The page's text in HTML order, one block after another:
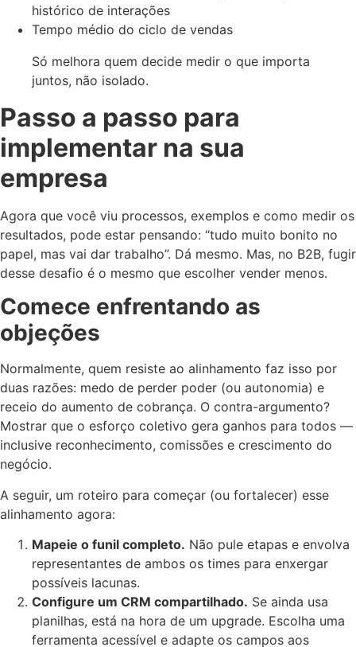
histórico de interações
Tempo médio do ciclo de vendas
Só melhora quem decide medir o que importa
juntos, não isolado.
Passo a passo para
implementar na sua
empresa
Agora que você viu processos, exemplos e como medir os
resultados, pode estar pensando: “tudo muito bonito no
papel, mas vai dar trabalho”. Dá mesmo. Mas, no B2B, fugir
desse desafio é o mesmo que escolher vender menos.
Comece enfrentando as
objeções
Normalmente, quem resiste ao alinhamento faz isso por
duas razões: medo de perder poder (ou autonomia) e
receio do aumento de cobrança. O contra-argumento?
Mostrar que o esforço coletivo gera ganhos para todos —
inclusive reconhecimento, comissões e crescimento do
negócio.
A seguir, um roteiro para começar (ou fortalecer) esse
alinhamento agora:
Mapeie o funil completo. Não pule etapas e envolva
representantes de ambos os times para enxergar
possíveis lacunas.
Configure um CRM compartilhado. Se ainda usa
planilhas, está na hora de um upgrade. Escolha uma
ferramenta acessível e adapte os campos aos